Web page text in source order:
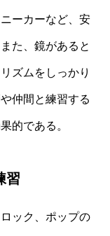
ーカーなど、安
た、鏡があると
ズムをしっかり
仲間と練習する
的である。
習
ック、ポップの